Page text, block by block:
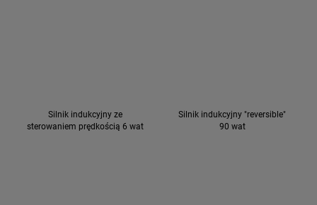
Silnik indukcyjny ze
sterowaniem prędkością 6 wat
Silnik indukcyjny "reversible"
90 wat